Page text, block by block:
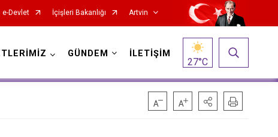
e-Devlet İçişleri Bakanlığı Artvin
GÜNDEM İLETİŞİM
27°C